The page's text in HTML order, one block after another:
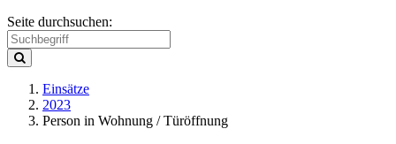
Seite durchsuchen:
Einsätze
2023
Person in Wohnung / Türöffnung